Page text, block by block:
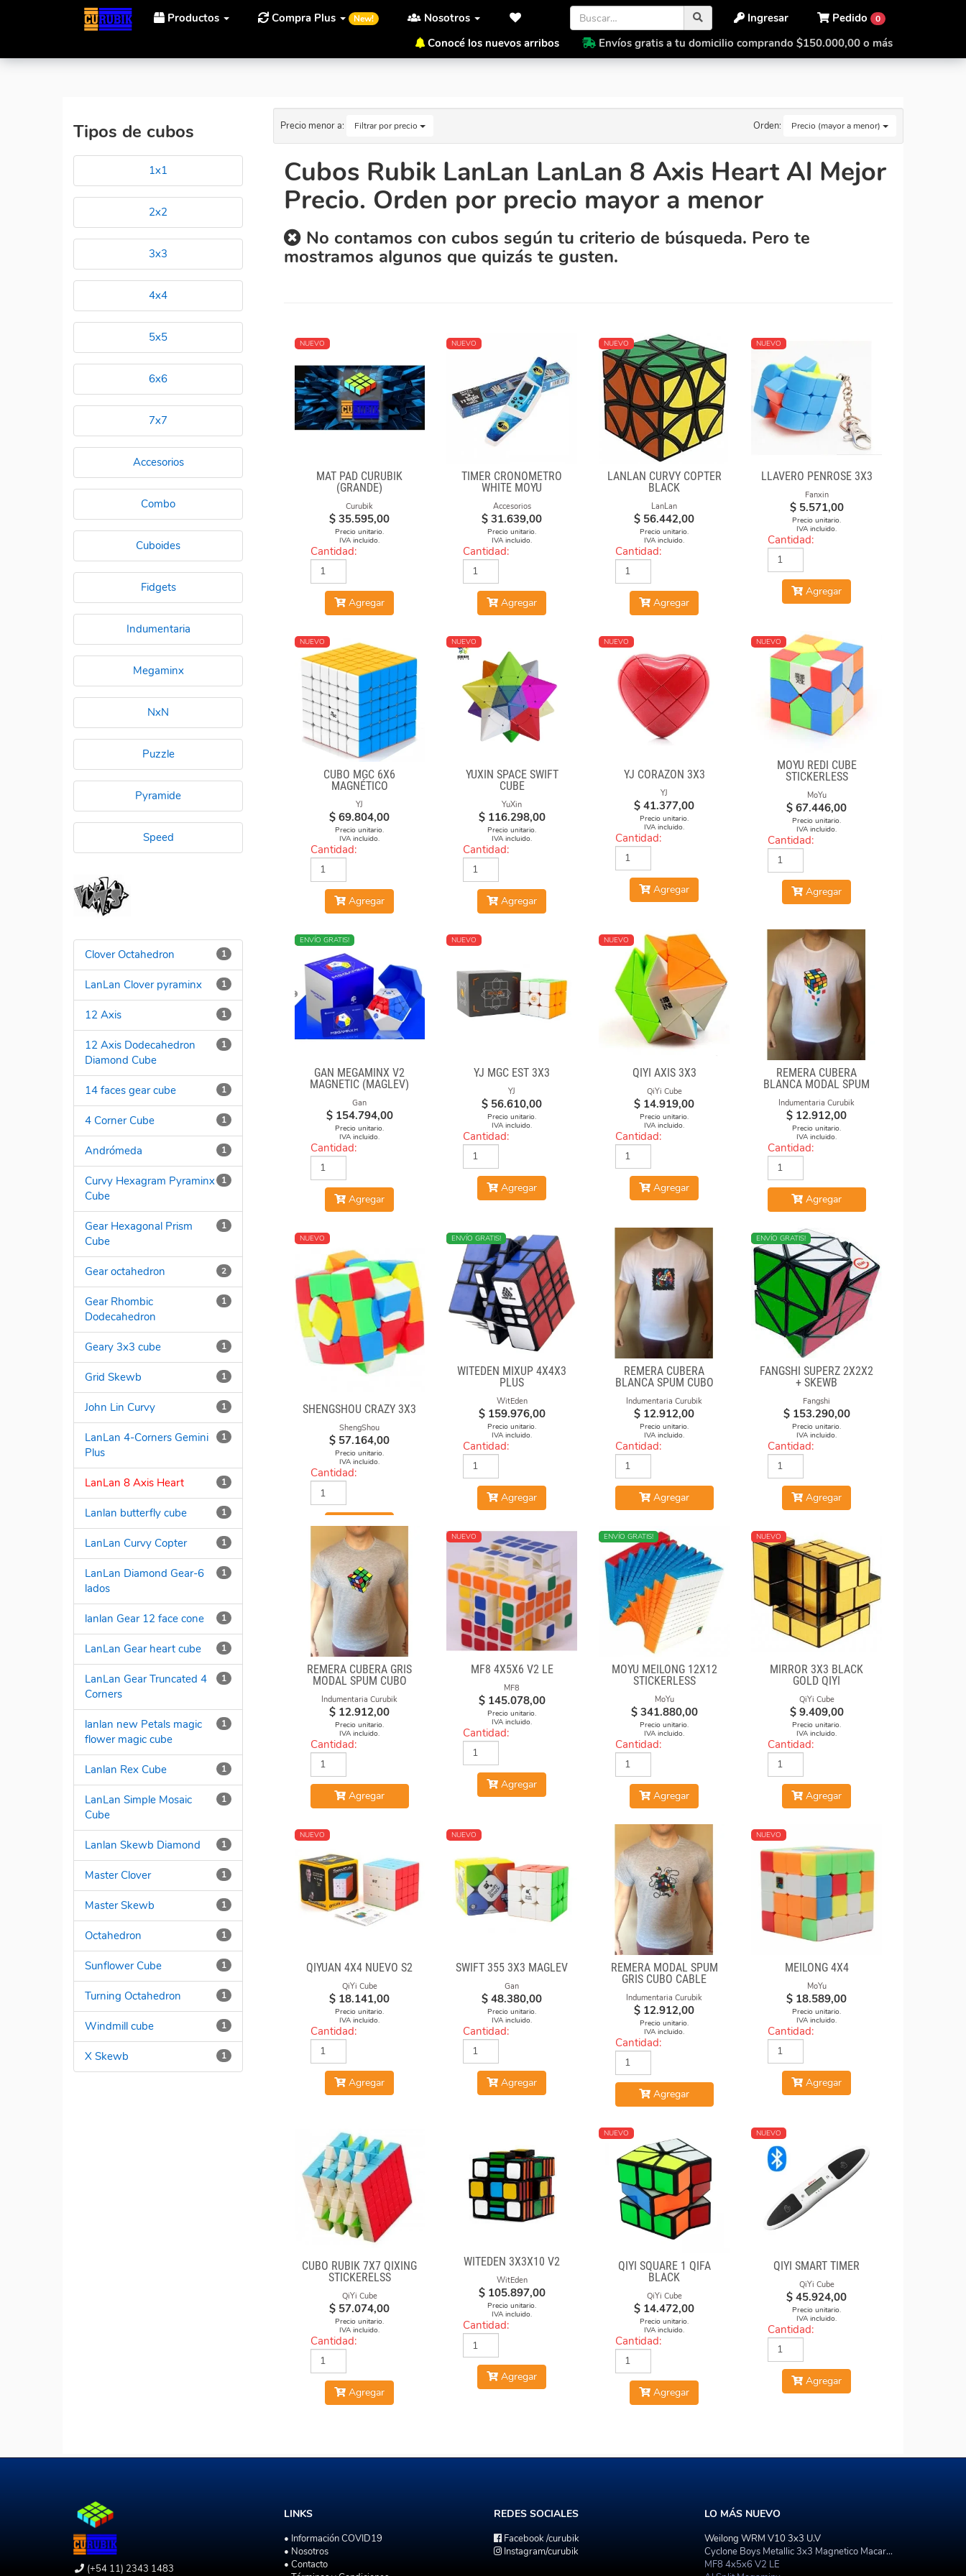
Productos Compra Plus New! Nosotros Pedido 0
Ingresar
Conocé los nuevos arribos
Envíos gratis a tu domicilio comprando $150.000,00 o más
Cubos Rubik LanLan LanLan 8 Axis Heart Al Mejor Precio. Orden por precio mayor a menor
Tipos de cubos
1x1
2x2
3x3
4x4
5x5
6x6
7x7
Accesorios
Combo
Cuboides
Fidgets
Indumentaria
Megaminx
NxN
Puzzle
Pyramide
Speed
1
Clover Octahedron
1
LanLan Clover pyraminx
1
12 Axis
1
12 Axis Dodecahedron
Diamond Cube
1
14 faces gear cube
1
4 Corner Cube
1
Andrómeda
1
Curvy Hexagram Pyraminx
Cube
1
Gear Hexagonal Prism
Cube
2
Gear octahedron
1
Gear Rhombic
Dodecahedron
1
Geary 3x3 cube
1
Grid Skewb
1
John Lin Curvy
1
LanLan 4-Corners Gemini
Plus
1
LanLan 8 Axis Heart
1
Lanlan butterfly cube
1
LanLan Curvy Copter
1
LanLan Diamond Gear-6
lados
1
lanlan Gear 12 face cone
1
LanLan Gear heart cube
1
LanLan Gear Truncated 4
Corners
1
lanlan new Petals magic
flower magic cube
1
Lanlan Rex Cube
1
LanLan Simple Mosaic
Cube
1
Lanlan Skewb Diamond
1
Master Clover
1
Master Skewb
1
Octahedron
1
Sunflower Cube
1
Turning Octahedron
1
Windmill cube
1
X Skewb
Precio menor a: Filtrar por precio Orden: Precio (mayor a menor)
Cubos Rubik LanLan LanLan 8 Axis Heart Al Mejor
Precio. Orden por precio mayor a menor
No contamos con cubos según tu criterio de búsqueda. Pero te
mostramos algunos que quizás te gusten.
NUEVO
MAT PAD CURUBIK
(GRANDE)
Curubik
$ 35.595,00
Precio unitario.
IVA incluido.
Cantidad:
Agregar
NUEVO
TIMER CRONÓMETRO
WHITE MOYU
Accesorios
$ 31.639,00
Precio unitario.
IVA incluido.
Cantidad:
Agregar
NUEVO
LANLAN CURVY COPTER
BLACK
LanLan
$ 56.442,00
Precio unitario.
IVA incluido.
Cantidad:
Agregar
NUEVO
LLAVERO PENROSE 3X3
Fanxin
$ 5.571,00
Precio unitario.
IVA incluido.
Cantidad:
Agregar
NUEVO
CUBO MGC 6X6
MAGNÉTICO
STICKERLESS
YJ
$ 69.804,00
Precio unitario.
IVA incluido.
Cantidad:
Agregar
NUEVO
YUXIN SPACE SWIFT
CUBE
YuXin
$ 116.298,00
Precio unitario.
IVA incluido.
Cantidad:
Agregar
NUEVO
YJ CORAZON 3X3
YJ
$ 41.377,00
Precio unitario.
IVA incluido.
Cantidad:
Agregar
NUEVO
MOYU REDI CUBE
STICKERLESS
MoYu
$ 67.446,00
Precio unitario.
IVA incluido.
Cantidad:
Agregar
NUEVO
ENVÍO GRATIS!
GAN MEGAMINX V2
MAGNETIC (MAGLEV)
Gan
$ 154.794,00
Precio unitario.
IVA incluido.
Cantidad:
Agregar
NUEVO
YJ MGC EST 3X3
YJ
$ 56.610,00
Precio unitario.
IVA incluido.
Cantidad:
Agregar
NUEVO
QIYI AXIS 3X3
QiYi Cube
$ 14.919,00
Precio unitario.
IVA incluido.
Cantidad:
Agregar
REMERA CUBERA
BLANCA MODAL SPUM
Indumentaria Curubik
$ 12.912,00
Precio unitario.
IVA incluido.
Cantidad:
Agregar
NUEVO
SHENGSHOU CRAZY 3X3
ShengShou
$ 57.164,00
Precio unitario.
IVA incluido.
Cantidad:
Agregar
NUEVO
ENVÍO GRATIS!
WITEDEN MIXUP 4X4X3
PLUS
WitEden
$ 159.976,00
Precio unitario.
IVA incluido.
Cantidad:
Agregar
REMERA CUBERA
BLANCA SPUM CUBO
Indumentaria Curubik
$ 12.912,00
Precio unitario.
IVA incluido.
Cantidad:
Agregar
NUEVO
ENVÍO GRATIS!
FANGSHI SUPERZ 2X2X2
+ SKEWB
Fangshi
$ 153.290,00
Precio unitario.
IVA incluido.
Cantidad:
Agregar
REMERA CUBERA GRIS
MODAL SPUM CUBO
Indumentaria Curubik
$ 12.912,00
Precio unitario.
IVA incluido.
Cantidad:
Agregar
NUEVO
MF8 4X5X6 V2 LE
MF8
$ 145.078,00
Precio unitario.
IVA incluido.
Cantidad:
Agregar
NUEVO
ENVÍO GRATIS!
MOYU MEILONG 12X12
STICKERLESS
MoYu
$ 341.880,00
Precio unitario.
IVA incluido.
Cantidad:
Agregar
NUEVO
MIRROR 3X3 BLACK
GOLD QIYI
QiYi Cube
$ 9.409,00
Precio unitario.
IVA incluido.
Cantidad:
Agregar
NUEVO
QIYUAN 4X4 NUEVO S2
QiYi Cube
$ 18.141,00
Precio unitario.
IVA incluido.
Cantidad:
Agregar
NUEVO
SWIFT 355 3X3 MAGLEV
Gan
$ 48.380,00
Precio unitario.
IVA incluido.
Cantidad:
Agregar
REMERA MODAL SPUM
GRIS CUBO CABLE
Indumentaria Curubik
$ 12.912,00
Precio unitario.
IVA incluido.
Cantidad:
Agregar
NUEVO
MEILONG 4X4
MoYu
$ 18.589,00
Precio unitario.
IVA incluido.
Cantidad:
Agregar
CUBO RUBIK 7X7 QIXING
STICKERELSS
QiYi Cube
$ 57.074,00
Precio unitario.
IVA incluido.
Cantidad:
Agregar
WITEDEN 3X3X10 V2
WitEden
$ 105.897,00
Precio unitario.
IVA incluido.
Cantidad:
Agregar
NUEVO
QIYI SQUARE 1 QIFA
BLACK
QiYi Cube
$ 14.472,00
Precio unitario.
IVA incluido.
Cantidad:
Agregar
NUEVO
QIYI SMART TIMER
QiYi Cube
$ 45.924,00
Precio unitario.
IVA incluido.
Cantidad:
Agregar
(+54 11) 2343 1483
LINKS
• Información COVID19
• Nosotros
• Contacto
REDES SOCIALES
Facebook/curubik
Instagram/curubik
LO MÁS NUEVO
Weilong WRM V10 3x3 U.V
Cyclone Boys Metallic 3x3 Magnetico Macaron
MF8 4x5x6 V2 LE